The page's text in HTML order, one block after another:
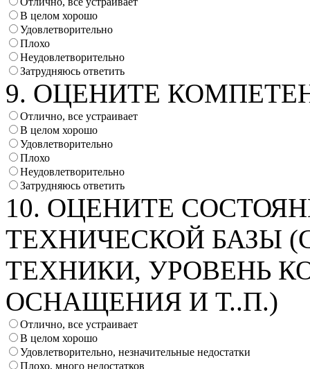
В целом хорошо
Удовлетворительно
Плохо
Неудовлетворительно
Затрудняюсь ответить
9. ОЦЕНИТЕ
Отлично, все устраивает
В целом хорошо
Удовлетворительно
Плохо
Неудовлетворительно
Затрудняюсь ответить
10. ОЦЕНИТЕ
ТЕХНИЧЕСКОЙ БАЗЫ
ТЕХНИКИ, УРОВЕНЬ
ОСНАЩЕНИЯ И Т..П.)
Отлично, все устраивает
В целом хорошо
Удовлетворительно, незначительные недостатки
Плохо, много недостатков